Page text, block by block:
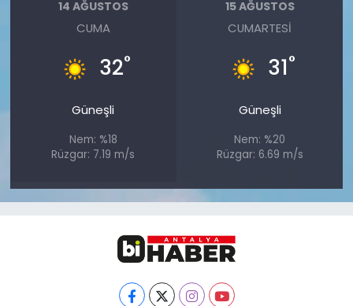
14 AĞUSTOS
CUMA
32°
Güneşli
Nem: %18
Rüzgar: 7.19 m/s
15 AĞUSTOS
CUMARTESI
31°
Güneşli
Nem: %20
Rüzgar: 6.69 m/s